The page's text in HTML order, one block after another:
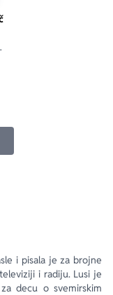
i pisala je za brojne
i radiju. Lusi je
decu o svemirskim